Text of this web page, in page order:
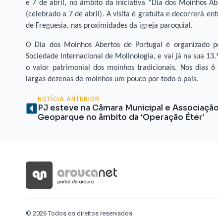
e 7 de abril, no âmbito da iniciativa “Dia dos Moinhos
(celebrado a 7 de abril). A visita é gratuita e decorrerá
de Freguesia, nas proximidades da igreja paroquial.
O Dia dos Moinhos Abertos de Portugal é organizado
Sociedade Internacional de Molinologia, e vai já na sua
o valor patrimonial dos moinhos tradicionais. Nos dias
largas dezenas de moinhos um pouco por todo o país.
NOTÍCIA ANTERIOR
PJ esteve na Câmara Municipal e Associação
Geoparque no âmbito da ‘Operação Éter’
© 2026 Todos os direitos reservados